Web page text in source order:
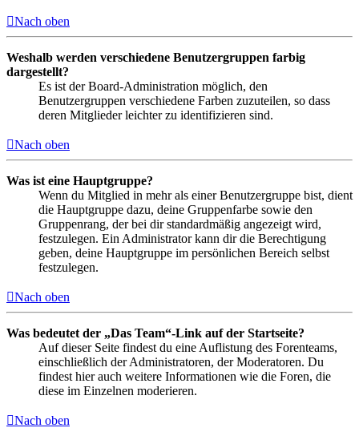
Nach oben
Weshalb werden verschiedene Benutzergruppen farbig
dargestellt?
Es ist der Board-Administration möglich, den
Benutzergruppen verschiedene Farben zuzuteilen, so dass
deren Mitglieder leichter zu identifizieren sind.
Nach oben
Was ist eine Hauptgruppe?
Wenn du Mitglied in mehr als einer Benutzergruppe bist, dient
die Hauptgruppe dazu, deine Gruppenfarbe sowie den
Gruppenrang, der bei dir standardmäßig angezeigt wird,
festzulegen. Ein Administrator kann dir die Berechtigung
geben, deine Hauptgruppe im persönlichen Bereich selbst
festzulegen.
Nach oben
Was bedeutet der „Das Team“-Link auf der Startseite?
Auf dieser Seite findest du eine Auflistung des Forenteams,
einschließlich der Administratoren, der Moderatoren. Du
findest hier auch weitere Informationen wie die Foren, die
diese im Einzelnen moderieren.
Nach oben